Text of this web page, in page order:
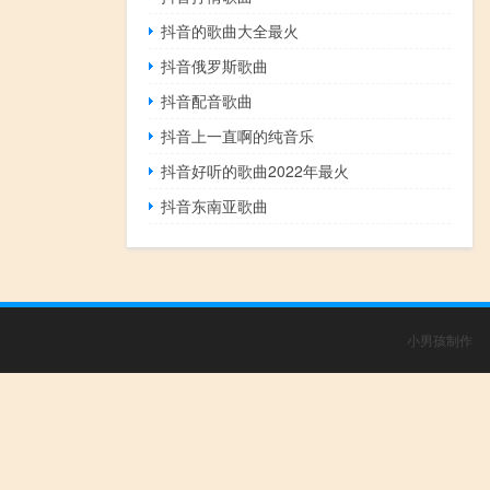
抖音的歌曲大全最火
抖音俄罗斯歌曲
抖音配音歌曲
抖音上一直啊的纯音乐
抖音好听的歌曲2022年最火
抖音东南亚歌曲
小男孩制作